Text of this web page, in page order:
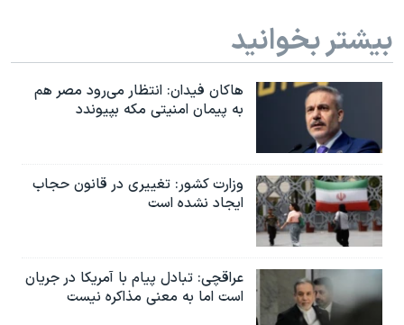
بیشتر بخوانید
هاکان فیدان: انتظار می‌رود مصر هم
به پیمان امنیتی مکه بپیوندد
وزارت کشور: تغییری در قانون حجاب
ایجاد نشده است
عراقچی: تبادل پیام با آمریکا در جریان
است اما به معنی مذاکره نیست